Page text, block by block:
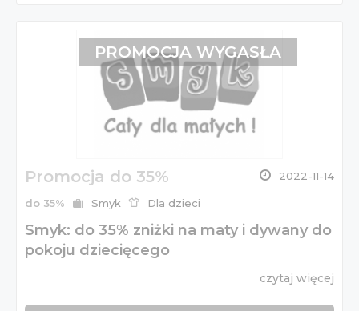
Promocja do 35% 2022-11-14
do 35% Smyk Dla dzieci
Smyk: do 35% zniżki na maty i dywany do
pokoju dziecięcego
czytaj więcej
PROMOCJA WYGASŁA